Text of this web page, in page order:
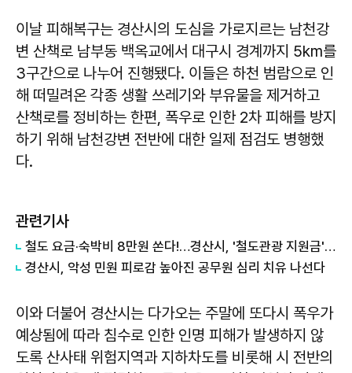
이날 피해복구는 경산시의 도심을 가로지르는 남천강
변 산책로 남부동 백옥교에서 대구시 경계까지 5km를
3구간으로 나누어 진행됐다. 이들은 하천 범람으로 인
해 떠밀려온 각종 생활 쓰레기와 부유물을 제거하고
산책로를 정비하는 한편, 폭우로 인한 2차 피해를 방지
하기 위해 남천강변 전반에 대한 일제 점검도 병행했
다.
관련기사
철도 요금·숙박비 8만원 쏜다!…경산시, '철도관광 지원금' 사업 실시
경산시, 악성 민원 피로감 높아진 공무원 심리 치유 나선다
이와 더불어 경산시는 다가오는 주말에 또다시 폭우가
예상됨에 따라 침수로 인한 인명 피해가 발생하지 않
도록 산사태 위험지역과 지하차도를 비롯해 시 전반의